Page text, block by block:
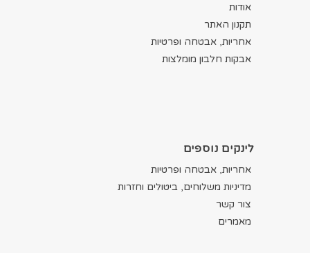
אודות
תקנון האתר
אחריות, אבטחה ופרטיות
אבקות חלבון מומלצות
לינקים נוספים
אחריות, אבטחה ופרטיות
מדיניות משלוחים, ביטולים וחזרות
צור קשר
מאמרים